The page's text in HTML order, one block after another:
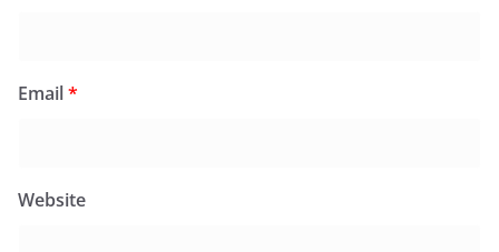
Email*
Website